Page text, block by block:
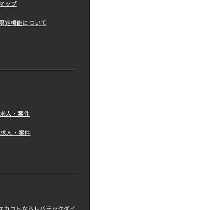
ップ
定機能について
人・案件
人・案件